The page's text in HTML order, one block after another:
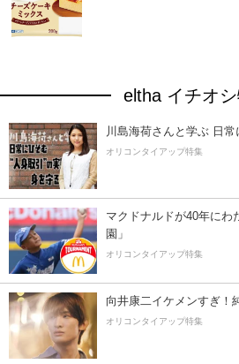
eltha イチオ
川島海荷さんと学ぶ 日常
オリコンタイアップ特集
マクドナルドが40年にわ
園」
オリコンタイアップ特集
向井康二イケメンすぎ！
オリコンタイアップ特集